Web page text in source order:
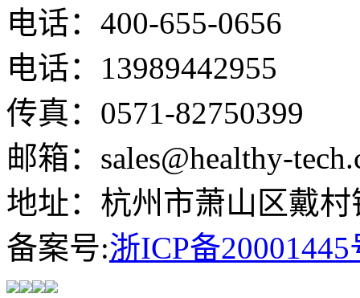
电话：400-655-0656
电话：13989442955
传真：0571-82750399
邮箱：sales@healthy-
地址：杭州市萧山区戴
备案号:浙ICP备20001445